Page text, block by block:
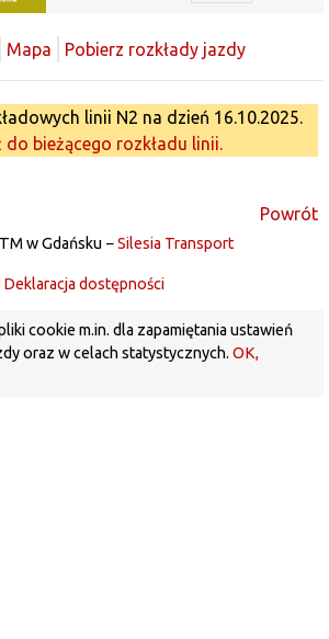
Mapa Pobierz rozkłady jazdy
linii N2 na dzień 16.10.2025.
do bieżącego rozkładu linii.
Powrót
w Gdańsku −Silesia Transport
Deklaracja dostępności
cookie m.in. dla zapamiętania ustawień
oraz w celach statystycznych. OK,